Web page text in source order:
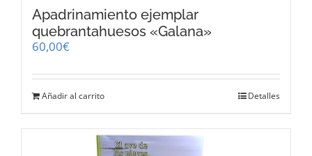
Apadrinamiento ejemplar
quebrantahuesos «Galana»
60,00€
Añadir al carrito Detalles